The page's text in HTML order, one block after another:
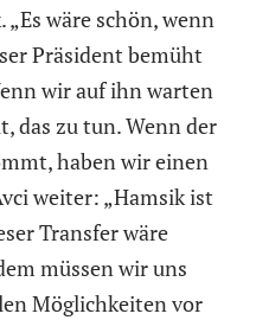
wäre schön, wenn
Präsident bemüht
wir auf ihn warten
das zu tun. Wenn der
haben wir einen
weiter: „Hamsik ist
Transfer wäre
müssen wir uns
Möglichkeiten vor